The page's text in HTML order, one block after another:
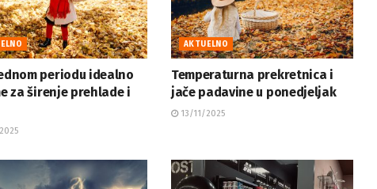
periodu idealno
za širenje prehlade i
AKTUELNO
Temperaturna prekretnica i
jače padavine u ponedjeljak
13/11/2025